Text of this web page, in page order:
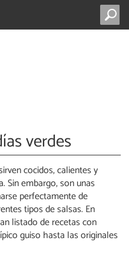
verdes
cocidos, calientes y
Sin embargo, son unas
perfectamente de
tipos de salsas. En
listado de recetas con
guiso hasta las originales